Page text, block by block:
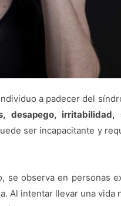
a padecer del
desapego,
ser incapacitante y
se observa en personas
Al intentar llevar una vida